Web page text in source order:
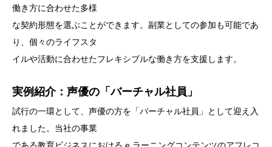
働き方に合わせた多様
な契約形態を選ぶことができます。副業としての参加も可能であ
り、個々のライフスタ
イルや活動に合わせたフレキシブルな働き方を支援します。
実例紹介：声優の「バーチャル社員」
試行の一環として、声優の方を「バーチャル社員」として迎え入
れました。当社の事業